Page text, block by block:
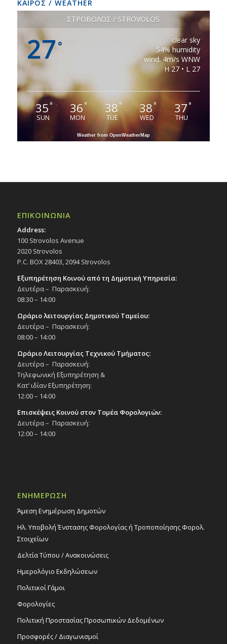
ΚΑΙΡΟΣ / WEATHER
ΣΤΡΟΒΟΛΟΣ / STROVOLOS
27 °
clear sky
54% humidity
wind: 4m/s WNW
H 27 • L 27
35°
SUN
36°
MON
38°
TUE
38°
WED
37°
THU
Weather from OpenWeatherMap
ΕΠΙΚΟΙΝΩΝΙΑ
Address:
100 Strovolos Avenue
2020 Strovolos
P.C. BOX 28403, 2094 Strovolos
Εξυπηρέτηση Κοινού από τη Δημοτική Υπηρεσία:
Δευτέρα – Παρασκευή:
08:30 – 14:00
Ωράριο λειτουργίας Δημοτικού Ταμείου:
Δευτέρα – Παρασκευή:
08:00 – 14:00
Ωράριο Λειτουργίας Τεχνικού Τμήματος:
Δευτέρα – Παρασκευή:
Τηλεφωνική Εξυπηρέτηση &
Κατ’ ιδίαν Εξυπηρέτηση:
12:00 – 14:00
Επισκέψεις Κοινού στον Τομέα Φορολογιών:
Δευτέρα – Παρασκευή:
12:00 – 14:00
ΕΝΗΜΕΡΩΣΗ
Άμεση Ενημέρωση Δημοτών
Ηλ. Υποβολή Ένστασης Φορολογίας ή Τροποποίησης Φορολ.
Στοιχείων
Δελτία Τύπου / Ανακοινώσεις
Ημερολόγιο Εκδηλώσεων
Πολιτικοί Γάμοι
Φορολογίες
Πολιτική Προστασίας Προσωπικών Δεδομένων
Προσφορές / Διαγωνισμοί